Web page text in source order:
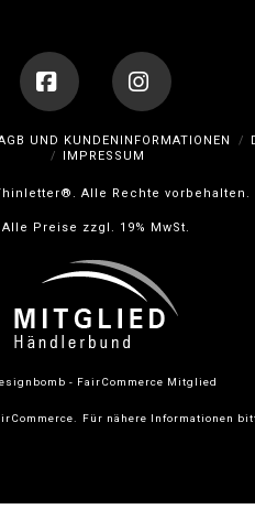
FacebookInstagram
UND KUNDENINFORMATIONEN
IMPRESSUM
Alle Rechte vorbehalten.
Alle Preise zzgl. 19% MwSt.
Für nähere Informationen